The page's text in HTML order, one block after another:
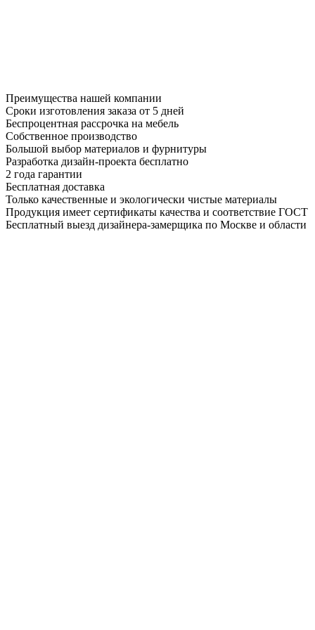
Преимущества нашей компании
Сроки изготовления заказа от 5 дней
Беспроцентная рассрочка на мебель
Собственное производство
Большой выбор материалов и фурнитуры
Разработка дизайн-проекта бесплатно
2 года гарантии
Бесплатная доставка
Только качественные и экологически чистые материалы
Продукция имеет сертификаты качества и соответствие ГОСТ
Бесплатный выезд дизайнера-замерщика по Москве и области